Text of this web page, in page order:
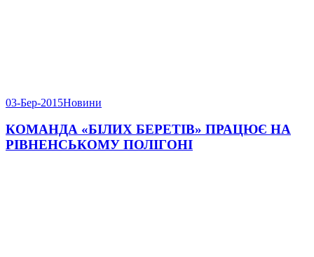
03-Бер-2015Новини
КОМАНДА «БІЛИХ БЕРЕТІВ» ПРАЦЮЄ НА
РІВНЕНСЬКОМУ ПОЛІГОНІ